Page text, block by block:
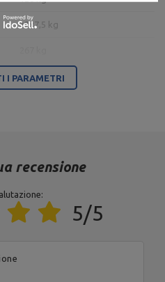
12x7,5 kg
Città:
Paese:
I PARAMETRI
recensione
5/5